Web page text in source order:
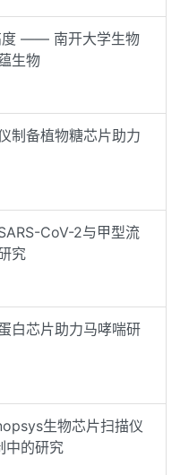
度 —— 南开大学生物
生物
制备植物糖芯片助力
CoV-2与甲型流
究
白芯片助力马哮喘研
生物芯片扫描仪
中的研究